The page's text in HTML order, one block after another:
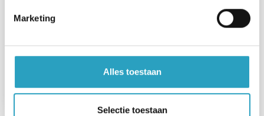
Marketing
Alles toestaan
Selectie toestaan
FWG-schaal 45
Bekijk de vacature